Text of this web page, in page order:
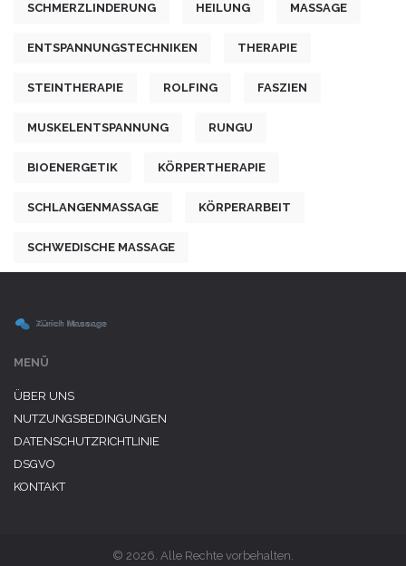
SCHMERZLINDERUNG HEILUNG MASSAGE
ENTSPANNUNGSTECHNIKEN THERAPIE
STEINTHERAPIE ROLFING FASZIEN
MUSKELENTSPANNUNG RUNGU
BIOENERGETIK KÖRPERTHERAPIE
SCHLANGENMASSAGE KÖRPERARBEIT
SCHWEDISCHE MASSAGE
MENÜ
ÜBER UNS
NUTZUNGSBEDINGUNGEN
DATENSCHUTZRICHTLINIE
DSGVO
KONTAKT
© 2026. Alle Rechte vorbehalten.